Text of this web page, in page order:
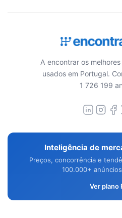
A encontrar os
usados em Portugal.
1 726 199
Inteligência de
Preços, concorrência e
100.000+
Ver plano